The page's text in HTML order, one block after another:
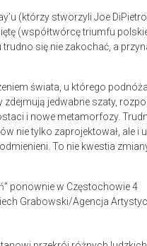
(którzy stworzyli Joe
(współtwórcę triumfu
się nie zakochać, a
świata, u którego
jedwabne szaty,
i nowe metamorfozy.
nie tylko zaprojektował, ale i
To nie kwestia
Grabowski/Agencja